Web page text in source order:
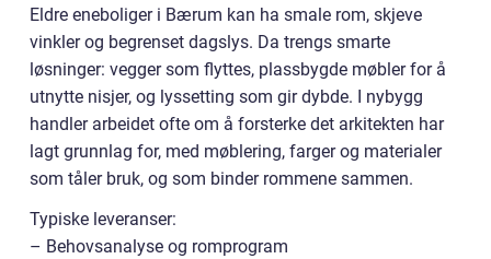
Eldre eneboliger i Bærum kan ha smale rom, skjeve
vinkler og begrenset dagslys. Da trengs smarte
løsninger: vegger som flyttes, plassbygde møbler for å
utnytte nisjer, og lyssetting som gir dybde. I nybygg
handler arbeidet ofte om å forsterke det arkitekten har
lagt grunnlag for, med møblering, farger og materialer
som tåler bruk, og som binder rommene sammen.
Typiske leveranser:
– Behovsanalyse og romprogram